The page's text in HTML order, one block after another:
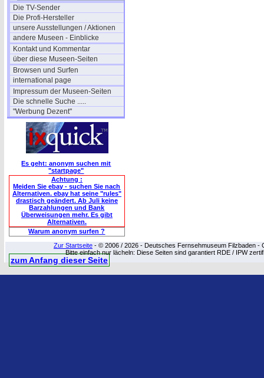
Die TV-Sender
Die Profi-Hersteller
unsere Ausstellungen / Aktionen
andere Museen - Einblicke
Kontakt und Kommentar
über diese Museen-Seiten
Browsen und Surfen
international page
Impressum der Museen-Seiten
Die schnelle Suche .....
"Werbung Dezent"
Es geht: anonym suchen mit
"startpage"
Achtung :
Meiden Sie ebay - suchen Sie nach
Alternativen. ebay hat seine "rules"
drastisch geändert. Ab Juli keine
Barzahlungen und Bank
Überweisungen mehr. Es gibt
Alternativen.
Warum anonym surfen ?
Zur Startseite - © 2006 / 2026 - Deutsches Fernsehmuseum Filzbaden -
Bitte einfach nur lächeln: Diese Seiten sind garantiert RDE / IPW
zum Anfang dieser Seite